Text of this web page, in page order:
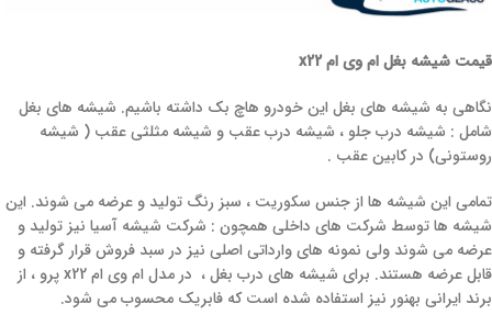
قیمت شیشه بغل ام وی ام x22
نگاهی به شیشه های بغل این خودرو هاچ بک داشته باشیم. شیشه های بغل
شامل : شیشه درب جلو ، شیشه درب عقب و شیشه مثلثی عقب ( شیشه
روستونی) در کابین عقب .
تمامی این شیشه ها از جنس سکوریت ، سبز رنگ تولید و عرضه می شوند. این
شیشه ها توسط شرکت های داخلی همچون : شرکت شیشه آسیا نیز تولید و
عرضه می شوند ولی نمونه های وارداتی اصلی نیز در سبد فروش قرار گرفته و
قابل عرضه هستند. برای شیشه های درب بغل ، در مدل ام وی ام x22 پرو ، از
برند ایرانی بهنور نیز استفاده شده است که فابریک محسوب می شود.